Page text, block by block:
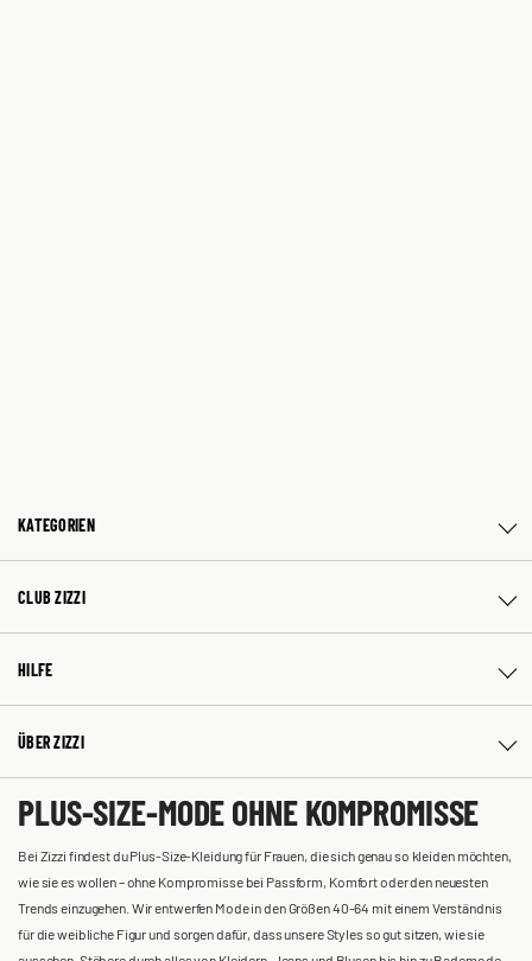
KATEGORIEN
CLUB ZIZZI
HILFE
ÜBER ZIZZI
PLUS-SIZE-MODE OHNE KOMPROMISSE
Bei Zizzi findest du Plus-Size-Kleidung für Frauen, die sich genau so kleiden möchten,
wie sie es wollen – ohne Kompromisse bei Passform, Komfort oder den neuesten
Trends einzugehen. Wir entwerfen Mode in den Größen 40-64 mit einem Verständnis
für die weibliche Figur und sorgen dafür, dass unsere Styles so gut sitzen, wie sie